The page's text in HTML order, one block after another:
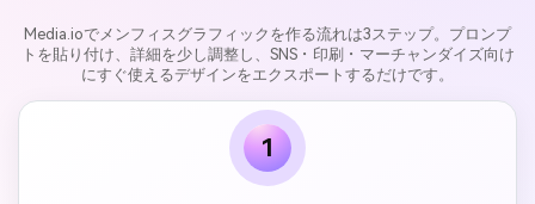
Media.ioでメンフィスグラフィックを作る流れは3ステップ。プロンプ
トを貼り付け、詳細を少し調整し、SNS・印刷・マーチャンダイズ向け
にすぐ使えるデザインをエクスポートするだけです。
1